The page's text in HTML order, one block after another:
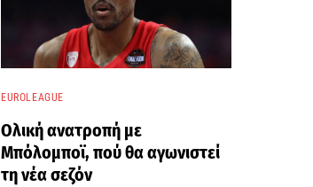
EUROLEAGUE
Ολική ανατροπή με
Μπόλομποϊ, πού θα αγωνιστεί
τη νέα σεζόν